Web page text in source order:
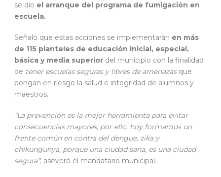
se dio el arranque del programa de fumigación en
escuela.
Señaló que estas acciones se implementarán en más
de 115 planteles de educación inicial, especial,
básica y media superior del municipio con la finalidad
de tener escuelas seguras y libres de amenazas que
pongan en riesgo la salud e integridad de alumnos y
maestros.
“La prevención es la mejor herramienta para evitar
consecuencias mayores, por ello, hoy formamos un
frente común en contra del dengue, zika y
chikungunya, porque una ciudad sana, es una ciudad
segura”, aseveró el mandatario municipal.